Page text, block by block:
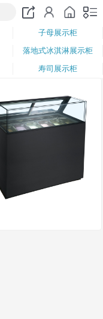
子母展示柜
落地式冰淇淋展示柜
寿司展示柜